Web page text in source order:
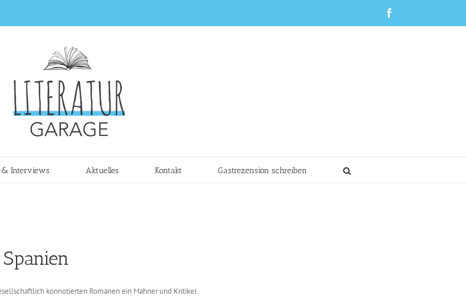
& Interviews Aktuelles Kontakt Gastrezension schreiben
konnotierten Romanen ein Mahner und Kritiker.